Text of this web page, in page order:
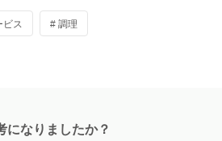
ビス # 調理
になりましたか？